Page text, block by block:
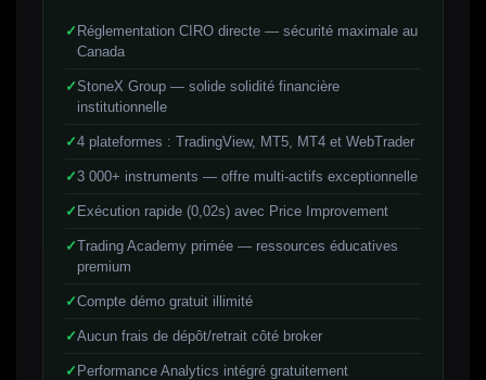
Réglementation CIRO directe — sécurité maximale au
Canada
StoneX Group — solide solidité financière
institutionnelle
4 plateformes : TradingView, MT5, MT4 et WebTrader
3 000+ instruments — offre multi-actifs exceptionnelle
Exécution rapide (0,02s) avec Price Improvement
Trading Academy primée — ressources éducatives
premium
Compte démo gratuit illimité
Aucun frais de dépôt/retrait côté broker
Performance Analytics intégré gratuitement